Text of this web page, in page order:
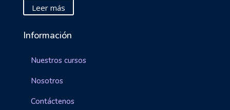
Leer más
Información
Nuestros cursos
Nosotros
Contáctenos